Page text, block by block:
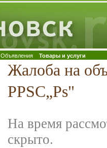
Объявления Товары и услуги
Жалоба на
РРЅС„Рѕ"
На время
скрыто.